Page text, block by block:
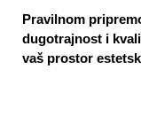
Pravilnom
dugotrajnost i
vaš prostor